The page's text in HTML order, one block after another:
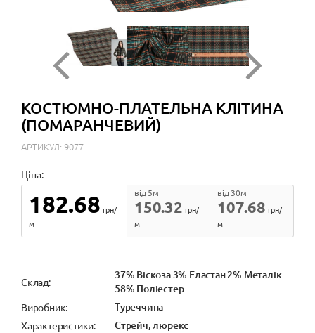
КОСТЮМНО-ПЛАТЕЛЬНА КЛІТИНА
(ПОМАРАНЧЕВИЙ)
АРТИКУЛ: 9077
Ціна:
182.68 грн/
м
150.32
від 5м
грн/
м
107.68
від 30м
грн/
м
Cклад:
37% Віскоза 3% Еластан 2% Металік
58% Поліестер
Виробник: Туреччина
Характеристики: Стрейч, люрекс